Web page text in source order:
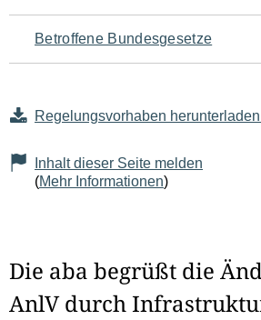
Betroffene Bundesgesetze
Regelungsvorhaben
Inhalt dieser Seite melden
(Mehr Informationen)
Die aba begrüßt die
AnlV durch